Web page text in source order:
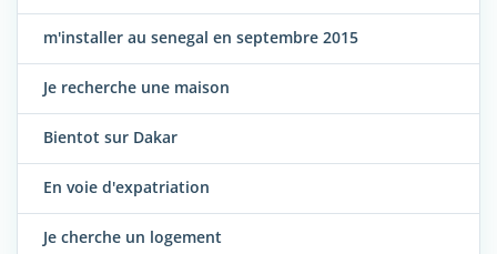
m'installer au senegal en septembre 2015
Je recherche une maison
Bientot sur Dakar
En voie d'expatriation
Je cherche un logement